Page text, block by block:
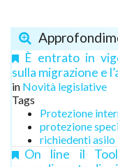
È entrato in
sulla migrazione e
in Novità legislative
Tags
Protezione
protezione
richiedenti asilo
On line il